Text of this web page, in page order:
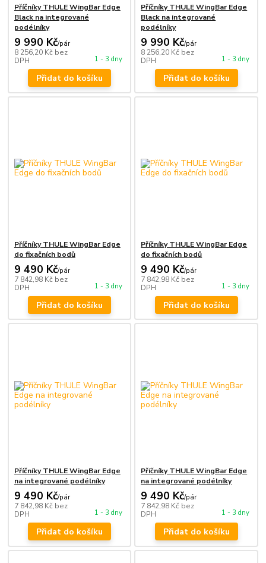
Příčníky THULE WingBar Edge
Black na integrované
podélníky
9 990 Kč/pár
8 256,20 Kč bez
DPH
1 - 3 dny
Přidat do košíku
Příčníky THULE WingBar Edge
Black na integrované
podélníky
9 990 Kč/pár
8 256,20 Kč bez
DPH
1 - 3 dny
Přidat do košíku
Příčníky THULE WingBar Edge
do fixačních bodů
9 490 Kč/pár
7 842,98 Kč bez
DPH
1 - 3 dny
Přidat do košíku
Příčníky THULE WingBar Edge
do fixačních bodů
9 490 Kč/pár
7 842,98 Kč bez
DPH
1 - 3 dny
Přidat do košíku
Příčníky THULE WingBar Edge
na integrované podélníky
9 490 Kč/pár
7 842,98 Kč bez
DPH
1 - 3 dny
Přidat do košíku
Příčníky THULE WingBar Edge
na integrované podélníky
9 490 Kč/pár
7 842,98 Kč bez
DPH
1 - 3 dny
Přidat do košíku